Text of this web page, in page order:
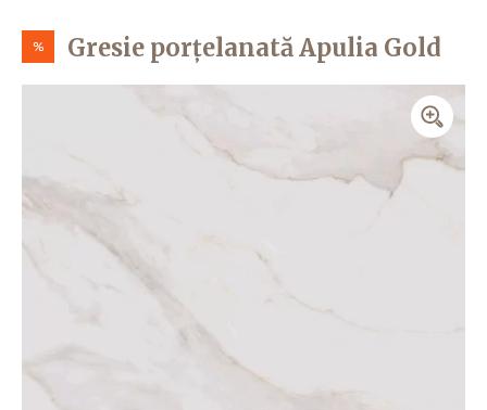
% Gresie porțelanată Apulia Gold